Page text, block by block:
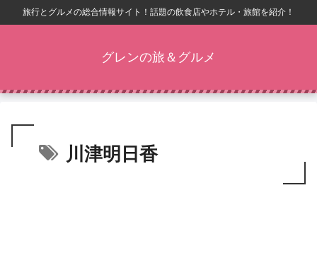
旅行とグルメの総合情報サイト！話題の飲食店やホテル・旅館を紹介！
グレンの旅＆グルメ
川津明日香